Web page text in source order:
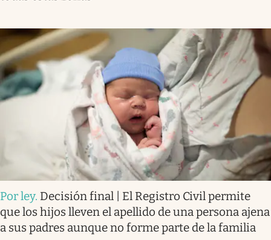
Por ley. Decisión final | El Registro Civil permite
que los hijos lleven el apellido de una persona ajena
a sus padres aunque no forme parte de la familia